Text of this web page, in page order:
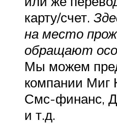
карту/счет.
на место
обращают
Мы можем
компании Миг
Смс-финанс,
и т.д.